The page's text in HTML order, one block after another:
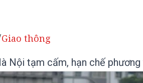
Giao thông
Nội tạm cấm, hạn chế